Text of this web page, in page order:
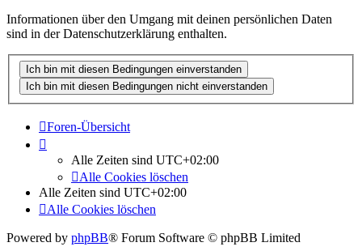
Informationen über den Umgang mit deinen persönlichen Daten
sind in der Datenschutzerklärung enthalten.
Foren-Übersicht
Alle Zeiten sind UTC+02:00
Alle Cookies löschen
Alle Zeiten sind UTC+02:00
Alle Cookies löschen
Powered by phpBB® Forum Software © phpBB Limited